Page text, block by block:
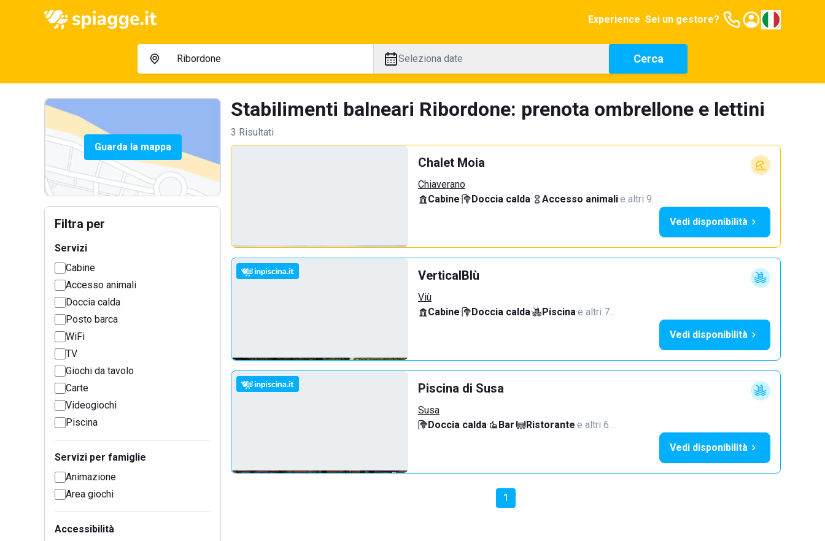
Experience Sei un gestore?
Seleziona date Cerca
Guarda la mappa
Filtra per
Servizi
Cabine
Accesso animali
Doccia calda
Posto barca
WiFi
TV
Giochi da tavolo
Carte
Videogiochi
Piscina
Servizi per famiglie
Animazione
Area giochi
Accessibilità
Stabilimenti balneari Ribordone: prenota ombrellone e lettini
3 Risultati
Chalet Moia
Chiaverano
Cabine· Doccia calda· Accesso animali·e altri 9…
Vedi disponibilità
VerticalBlù
Viù
Cabine· Doccia calda· Piscina·e altri 7…
Vedi disponibilità
Piscina di Susa
Susa
Doccia calda· Bar· Ristorante·e altri 6…
Vedi disponibilità
1